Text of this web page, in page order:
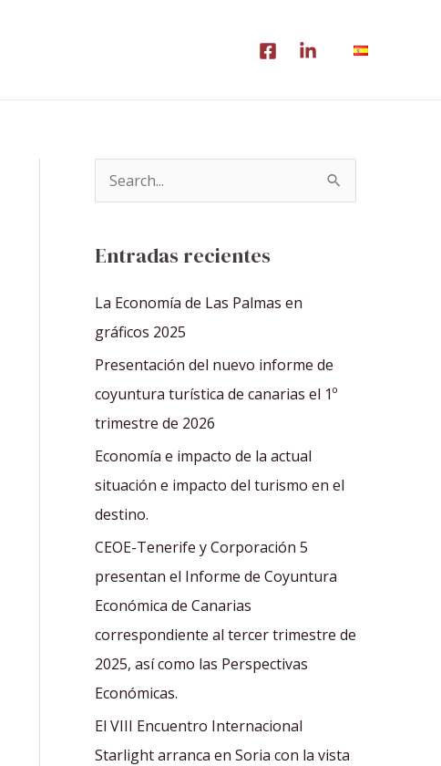
a
r
p
o
r
:
Entradas recientes
La Economía de Las Palmas en
gráficos 2025
Presentación del nuevo informe de
coyuntura turística de canarias el 1º
trimestre de 2026
Economía e impacto de la actual
situación e impacto del turismo en el
destino.
CEOE-Tenerife y Corporación 5
presentan el Informe de Coyuntura
Económica de Canarias
correspondiente al tercer trimestre de
2025, así como las Perspectivas
Económicas.
El VIII Encuentro Internacional
Starlight arranca en Soria con la vista